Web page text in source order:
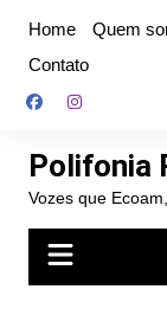
conteúdo
Home Quem
Contato
Polifonia
Vozes que